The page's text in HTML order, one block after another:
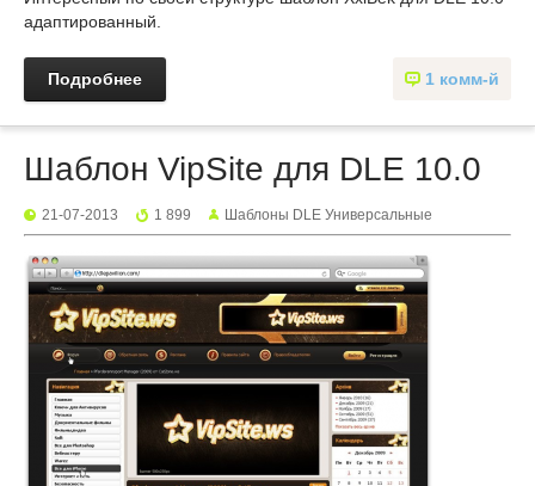
адаптированный.
1 комм-й
Подробнее
Шаблон VipSite для DLE 10.0
21-07-2013 1 899 Шаблоны DLE Универсальные